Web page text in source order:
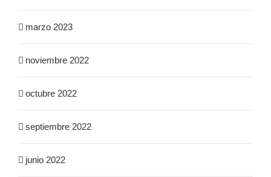
marzo 2023
noviembre 2022
octubre 2022
septiembre 2022
junio 2022